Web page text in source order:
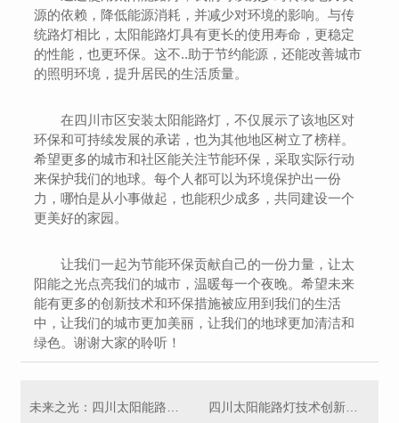
源的依赖，降低能源消耗，并减少对环境的影响。与传
统路灯相比，太阳能路灯具有更长的使用寿命，更稳定
的性能，也更环保。这不..助于节约能源，还能改善城市
的照明环境，提升居民的生活质量。
在四川市区安装太阳能路灯，不仅展示了该地区对
环保和可持续发展的承诺，也为其他地区树立了榜样。
希望更多的城市和社区能关注节能环保，采取实际行动
来保护我们的地球。每个人都可以为环境保护出一份
力，哪怕是从小事做起，也能积少成多，共同建设一个
更美好的家园。
让我们一起为节能环保贡献自己的一份力量，让太
阳能之光点亮我们的城市，温暖每一个夜晚。希望未来
能有更多的创新技术和环保措施被应用到我们的生活
中，让我们的城市更加美丽，让我们的地球更加清洁和
绿色。谢谢大家的聆听！